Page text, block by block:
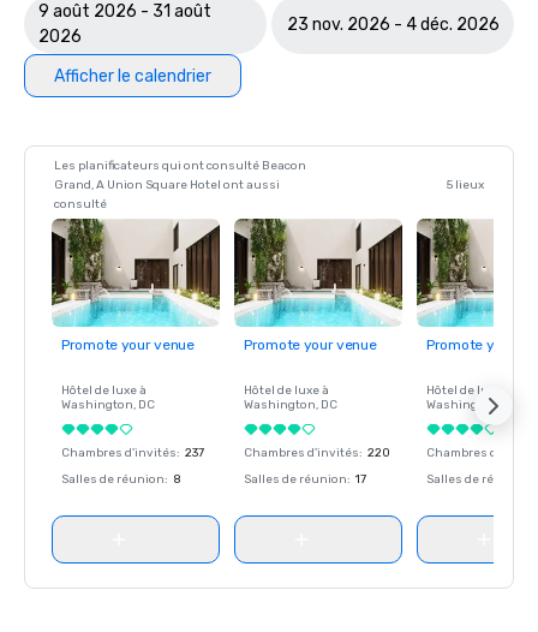
9 août 2026 - 31 août
2026
23 nov. 2026 - 4 déc. 2026
Afficher le calendrier
Les planificateurs qui ont consulté Beacon
Grand, A Union Square Hotel ont aussi
consulté
5 lieux
Promote your venue
Hôtel de luxe à
Washington, DC
Chambres d'invités: 237
Salles de réunion: 8
Promote your venue
Hôtel de luxe à
Washington, DC
Chambres d'invités: 220
Salles de réunion: 17
Promote your
Hôtel de luxe à
Washington
Chambres
Salles de réunion